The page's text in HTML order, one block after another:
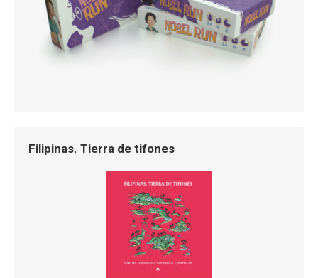
Filipinas. Tierra de tifones